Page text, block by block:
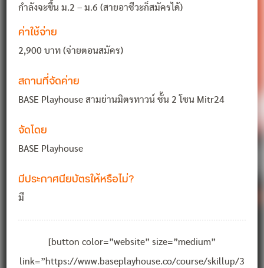
กำลังจะขึ้น ม.2 – ม.6 (สายอาชีวะก็สมัครได้)
ค่าใช้จ่าย
2,900 บาท (จ่ายตอนสมัคร)
สถานที่จัดค่าย
BASE Playhouse สามย่านมิตรทาวน์ ชั้น 2 โซน Mitr24
จัดโดย
BASE Playhouse
มีประกาศนียบัตรให้หรือไม่?
มี
[button color=”website” size=”medium”
link=”https://www.baseplayhouse.co/course/skillup/3